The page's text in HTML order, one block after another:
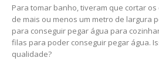
Para tomar banho, tiveram que cortar
de mais ou menos um metro de largura
para conseguir pegar água para
filas para poder conseguir pegar água.
qualidade?